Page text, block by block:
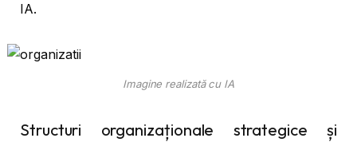
IA.
Imagine realizată cu IA
Structuri organizaționale strategice și